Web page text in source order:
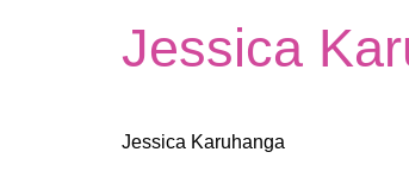
Jessica
Jessica Karuhanga